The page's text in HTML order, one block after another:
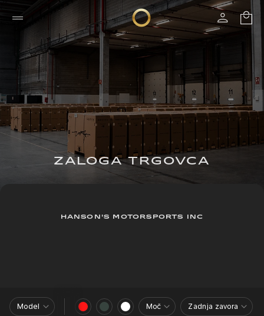
ZALOGA TRGOVCA
HANSON'S MOTORSPORTS INC
Model Moč Zadnja zavora